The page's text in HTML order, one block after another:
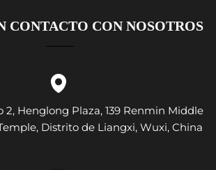
CONTACTO CON NOSOTROS
2, Henglong Plaza, 139 Renmin Middle
Distrito de Liangxi, Wuxi, China